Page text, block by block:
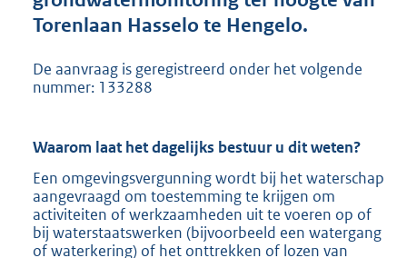
:
3
Torenlaan Hasselo te Hengelo.
De aanvraag is geregistreerd onder het volgende
nummer: 133288
Waarom laat het dagelijks bestuur u dit weten?
Een omgevingsvergunning wordt bij het waterschap
aangevraagd om toestemming te krijgen om
activiteiten of werkzaamheden uit te voeren op of
bij waterstaatswerken (bijvoorbeeld een watergang
of waterkering) of het onttrekken of lozen van